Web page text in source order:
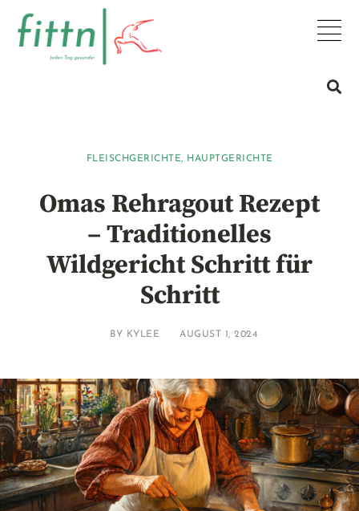
FLEISCHGERICHTE, HAUPTGERICHTE
Omas Rehragout Rezept
– Traditionelles
Wildgericht Schritt für
Schritt
BY KYLEE AUGUST 1, 2024